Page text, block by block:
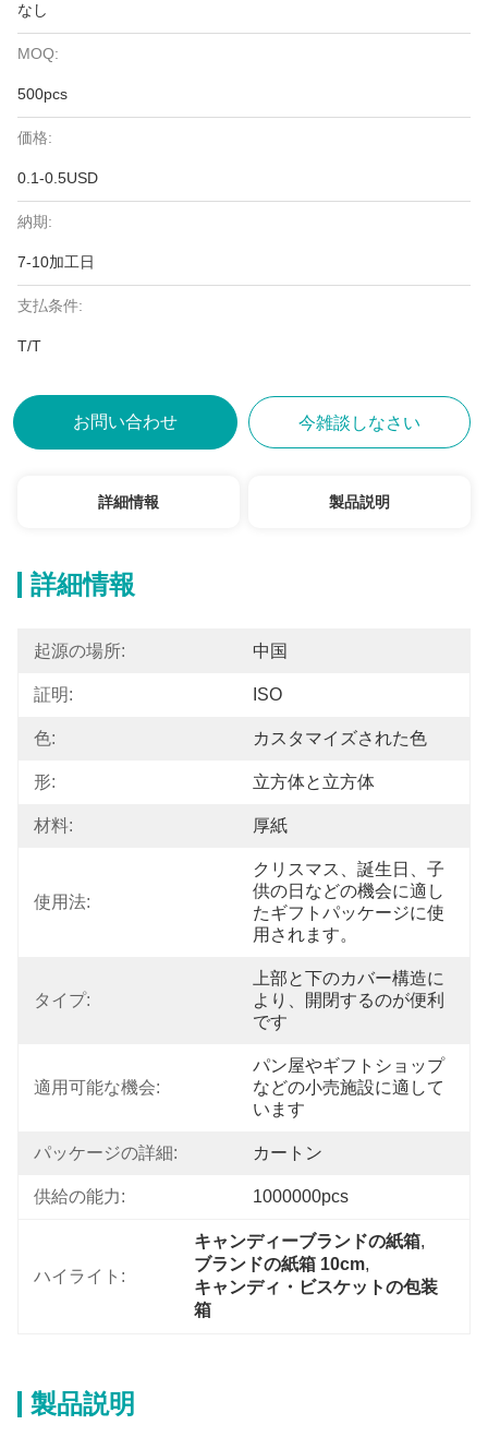
なし
MOQ:
500pcs
価格:
0.1-0.5USD
納期:
7-10加工日
支払条件:
T/T
お問い合わせ 今雑談しなさい
詳細情報 製品説明
詳細情報
起源の場所: 中国
証明: ISO
色: カスタマイズされた色
形: 立方体と立方体
材料: 厚紙
使用法:
クリスマス、誕生日、子
供の日などの機会に適し
たギフトパッケージに使
用されます。
タイプ:
上部と下のカバー構造に
より、開閉するのが便利
です
適用可能な機会:
パン屋やギフトショップ
などの小売施設に適して
います
パッケージの詳細: カートン
供給の能力: 1000000pcs
ハイライト:
キャンディーブランドの紙箱,
ブランドの紙箱 10cm,
キャンディ・ビスケットの包装
箱
製品説明